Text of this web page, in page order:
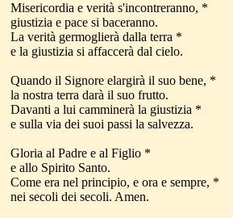
Misericordia e verità s'incontreranno, *
giustizia e pace si baceranno.
La verità germoglierà dalla terra *
e la giustizia si affaccerà dal cielo.
Quando il Signore elargirà il suo bene, *
la nostra terra darà il suo frutto.
Davanti a lui camminerà la giustizia *
e sulla via dei suoi passi la salvezza.
Gloria al Padre e al Figlio *
e allo Spirito Santo.
Come era nel principio, e ora e sempre, *
nei secoli dei secoli. Amen.